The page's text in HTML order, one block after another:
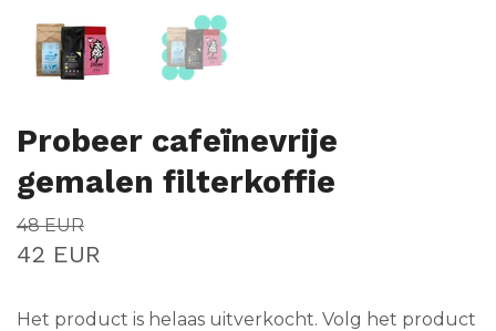
Probeer cafeïnevrije
gemalen filterkoffie
48 EUR
42 EUR
Het product is helaas uitverkocht. Volg het product